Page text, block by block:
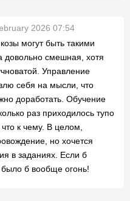
2026 07:54
могут быть такими
довольно смешная, хотя
Управление
себя на мысли, что
доработать. Обучение
раз приходилось тупо
к чему. В целом,
но хочется
в заданиях. Если б
б вообще огонь!